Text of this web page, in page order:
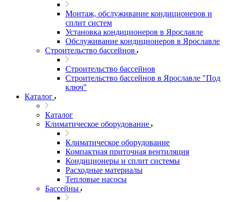
Монтаж, обслуживание кондиционеров и
сплит систем
Установка кондиционеров в Ярославле
Обслуживание кондиционеров в Ярославле
Строительство бассейнов
Строительство бассейнов
Строительство бассейнов в Ярославле "Под
ключ"
Каталог
Каталог
Климатическое оборудование
Климатическое оборудование
Компактная приточная вентиляция
Кондиционеры и сплит системы
Расходные материалы
Тепловые насосы
Бассейны